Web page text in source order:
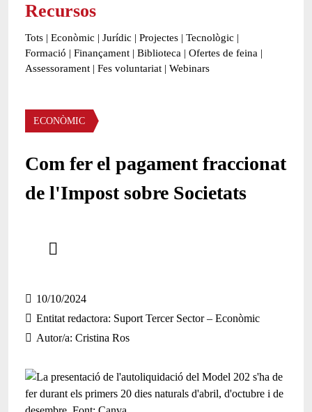
Recursos
Tots | Econòmic | Jurídic | Projectes | Tecnològic |
Formació | Finançament | Biblioteca | Ofertes de feina |
Assessorament | Fes voluntariat | Webinars
Àmbit
ECONÒMIC
Com fer el pagament fraccionat
de l'Impost sobre Societats
10/10/2024
Entitat redactora Suport Tercer Sector – Econòmic
Autor/a Cristina Ros